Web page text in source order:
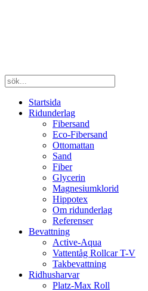
Startsida
Ridunderlag
Fibersand
Eco-Fibersand
Ottomattan
Sand
Fiber
Glycerin
Magnesiumklorid
Hippotex
Om ridunderlag
Referenser
Bevattning
Active-Aqua
Vattentåg Rollcar T-V
Takbevattning
Ridhusharvar
Platz-Max Roll